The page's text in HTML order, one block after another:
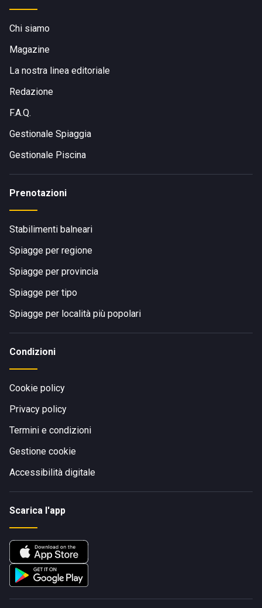
Chi siamo
Magazine
La nostra linea editoriale
Redazione
F.A.Q.
Gestionale Spiaggia
Gestionale Piscina
Prenotazioni
Stabilimenti balneari
Spiagge per regione
Spiagge per provincia
Spiagge per tipo
Spiagge per località più popolari
Condizioni
Cookie policy
Privacy policy
Termini e condizioni
Gestione cookie
Accessibilità digitale
Scarica l'app